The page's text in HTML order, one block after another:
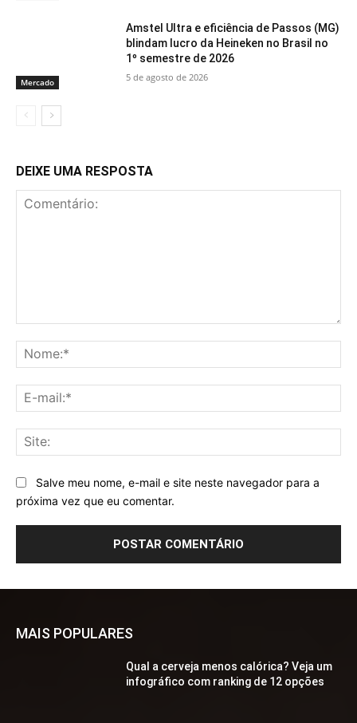
Mercado
Amstel Ultra e eficiência de Passos (MG)
blindam lucro da Heineken no Brasil no
1º semestre de 2026
5 de agosto de 2026
DEIXE UMA RESPOSTA
Salve meu nome, e-mail e site neste navegador para a
próxima vez que eu comentar.
MAIS POPULARES
Qual a cerveja menos calórica? Veja um
infográfico com ranking de 12 opções